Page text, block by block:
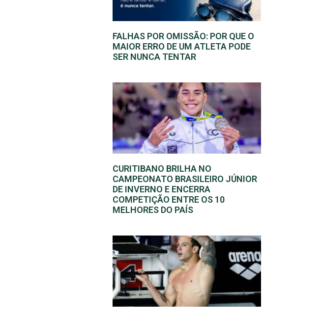
FALHAS POR OMISSÃO: POR QUE O
MAIOR ERRO DE UM ATLETA PODE
SER NUNCA TENTAR
CURITIBANO BRILHA NO
CAMPEONATO BRASILEIRO JÚNIOR
DE INVERNO E ENCERRA
COMPETIÇÃO ENTRE OS 10
MELHORES DO PAÍS